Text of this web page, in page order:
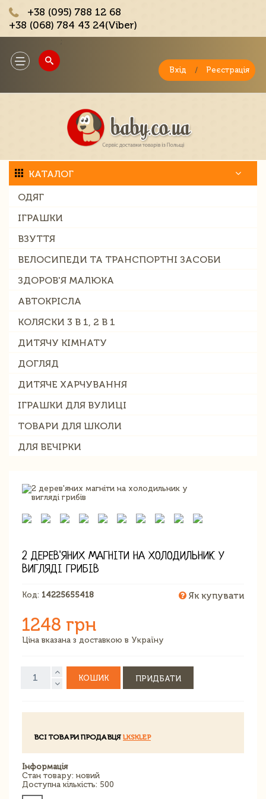
+38 (095) 788 12 68
+38 (068) 784 43 24(Viber)
Toggle
navigation
Вхід / Реєстрація
КАТАЛОГ
ОДЯГ
ІГРАШКИ
ВЗУТТЯ
ВЕЛОСИПЕДИ ТА ТРАНСПОРТНІ ЗАСОБИ
ЗДОРОВ'Я МАЛЮКА
АВТОКРІСЛА
КОЛЯСКИ 3 В 1, 2 В 1
ДИТЯЧУ КІМНАТУ
ДОГЛЯД
ДИТЯЧЕ ХАРЧУВАННЯ
ІГРАШКИ ДЛЯ ВУЛИЦІ
ТОВАРИ ДЛЯ ШКОЛИ
ДЛЯ ВЕЧІРКИ
2 ДЕРЕВ'ЯНИХ МАГНІТИ НА ХОЛОДИЛЬНИК У
ВИГЛЯДІ ГРИБІВ
Код: 14225655418 Як купувати
1248 грн
Ціна вказана з доставкою в Україну
КОШИК ПРИДБАТИ
ВСІ ТОВАРИ ПРОДАВЦЯ LKSKLEP
Інформація
Стан товару: новий
Доступна кількість: 500